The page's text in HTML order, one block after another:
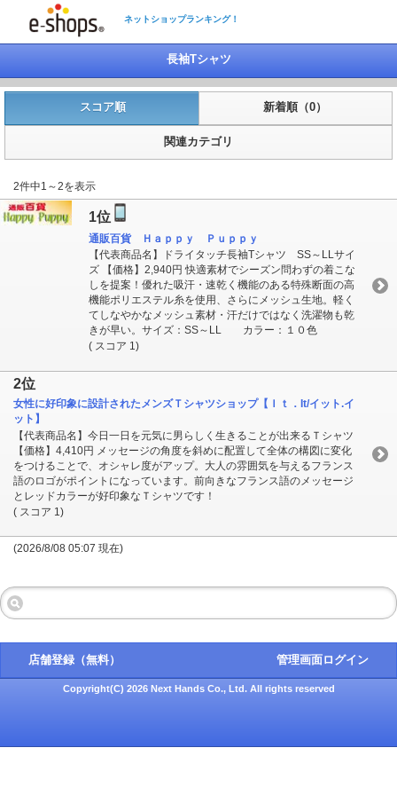
ネットショップランキング！
長袖Tシャツ
スコア順 新着順（0）
関連カテゴリ
2件中1～2を表示
1位
通販百貨 Ｈａｐｐｙ Ｐｕｐｐｙ
【代表商品名】ドライタッチ長袖Tシャツ SS～LLサイ
ズ 【価格】2,940円 快適素材でシーズン問わずの着こな
しを提案！優れた吸汗・速乾く機能のある特殊断面の高
機能ポリエステル糸を使用、さらにメッシュ生地。軽く
てしなやかなメッシュ素材・汗だけではなく洗濯物も乾
きが早い。サイズ：SS～LL カラー：１０色
( スコア 1)
2位
女性に好印象に設計されたメンズＴシャツショップ【Ｉｔ．It/イット.イ
ット】
【代表商品名】今日一日を元気に男らしく生きることが出来るＴシャツ
【価格】4,410円 メッセージの角度を斜めに配置して全体の構図に変化
をつけることで、オシャレ度がアップ。大人の雰囲気を与えるフランス
語のロゴがポイントになっています。前向きなフランス語のメッセージ
とレッドカラーが好印象なＴシャツです！
( スコア 1)
(2026/8/08 05:07 現在)
店舗登録（無料） 管理画面ログイン
Copyright(C) 2026 Next Hands Co., Ltd. All rights reserved